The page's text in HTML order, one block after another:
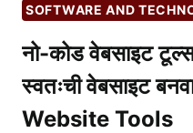
SOFTWARE AND
नो-कोड वेबसाइट
स्वतःची वेबसाइट
Website Tools